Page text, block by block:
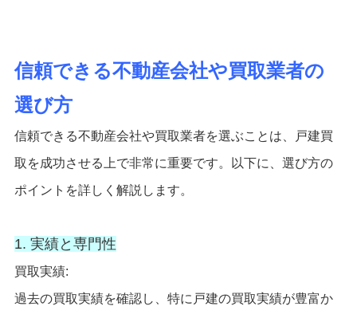
信頼できる不動産会社や買取業者の
選び方
信頼できる不動産会社や買取業者を選ぶことは、戸建買
取を成功させる上で非常に重要です。以下に、選び方の
ポイントを詳しく解説します。
1. 実績と専門性
買取実績:
過去の買取実績を確認し、特に戸建の買取実績が豊富か